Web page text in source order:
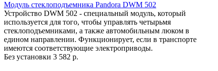
Модуль стеклоподъемника Pandora DWM 502
Устройство DWM 502 - специальный модуль, который
используется для того, чтобы управлять четырьмя
стеклоподъемниками, а также автомобильным люком в
едином направлении. Функционирует, если в транспорте
имеются соответствующие электроприводы.
Без установки 3 582 р.